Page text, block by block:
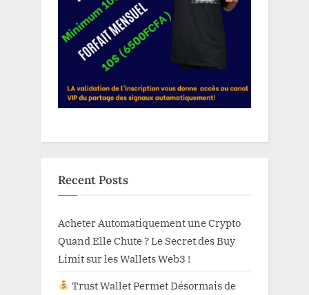
Recent Posts
Acheter Automatiquement une Crypto
Quand Elle Chute ? Le Secret des Buy
Limit sur les Wallets Web3 !
Trust Wallet Permet Désormais de